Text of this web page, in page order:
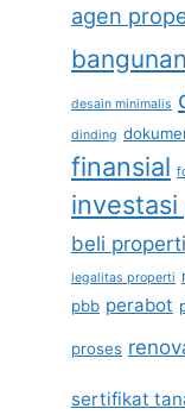
agen
bangunan
desain minimalis
dinding
finansial
beli properti
legalitas properti
pbb perabot
proses
sertifikat